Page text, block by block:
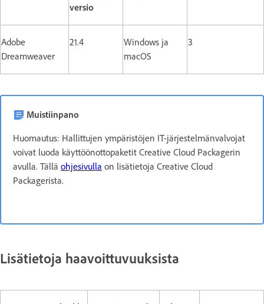
versio
Adobe
Dreamweaver
21.4
Windows ja
macOS
3
Muistiinpano
Huomautus: Hallittujen ympäristöjen IT-järjestelmänvalvojat
voivat luoda käyttöönottopaketit Creative Cloud Packagerin
avulla. Tällä ohjesivulla on lisätietoja Creative Cloud
Packagerista.
Lisätietoja haavoittuvuuksista